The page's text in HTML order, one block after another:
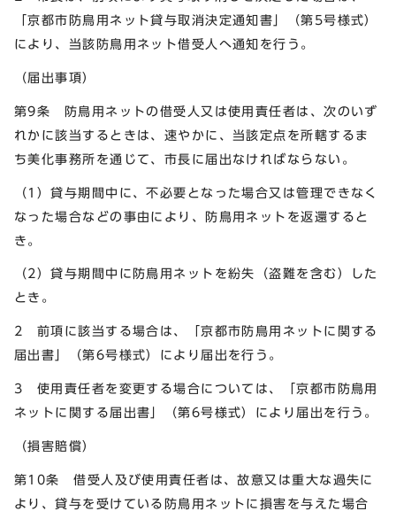
「京都市防鳥用ネット貸与取消決定通知書」（第5号様式）
により、当該防鳥用ネット借受人へ通知を行う。
（届出事項）
第9条 防鳥用ネットの借受人又は使用責任者は、次のいず
れかに該当するときは、速やかに、当該定点を所轄するま
ち美化事務所を通じて、市長に届出なければならない。
（1）貸与期間中に、不必要となった場合又は管理できなく
なった場合などの事由により、防鳥用ネットを返還すると
き。
（2）貸与期間中に防鳥用ネットを紛失（盗難を含む）した
とき。
2 前項に該当する場合は、「京都市防鳥用ネットに関する
届出書」（第6号様式）により届出を行う。
3 使用責任者を変更する場合については、「京都市防鳥用
ネットに関する届出書」（第6号様式）により届出を行う。
（損害賠償）
第10条 借受人及び使用責任者は、故意又は重大な過失に
より、貸与を受けている防鳥用ネットに損害を与えた場合